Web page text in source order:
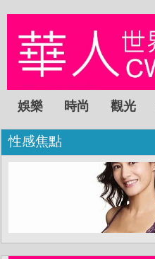
娛樂 時尚 觀光
性感焦點